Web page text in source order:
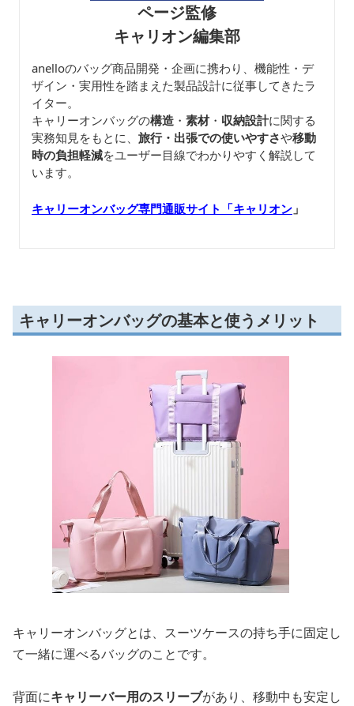
ページ監修
キャリオン編集部
anelloのバッグ商品開発・企画に携わり、機能性・デ
ザイン・実用性を踏まえた製品設計に従事してきたラ
イター。
キャリーオンバッグの構造 ・ 素材・ 収納設計に関する
実務知見をもとに、 旅行・出張での使いやすさや移動
時の負担軽減をユーザー目線でわかりやすく解説して
います。
キャリーオンバッグ専門通販サイト「キャリオン 」
キャリーオンバッグの基本と使うメリット
キャリーオンバッグとは、スーツケースの持ち手に固定し
て一緒に運べるバッグのことです。
背面にキャリーバー用のスリーブがあり、移動中も安定し